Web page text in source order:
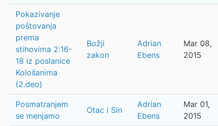
Pokazivanje
poštovanja
prema
stihovima 2:16-
18 iz poslanice
Kološanima
(2.deo)
Božji
zakon
Adrian
Ebens
Mar 08,
2015
Posmatranjem
se menjamo
Otac i Sin
Adrian
Ebens
Mar 01,
2015